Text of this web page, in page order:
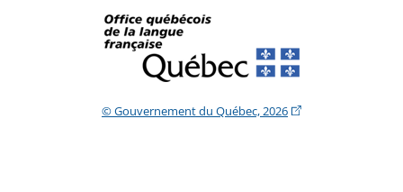
© Gouvernement du Québec, 2026(Cet hyperlien